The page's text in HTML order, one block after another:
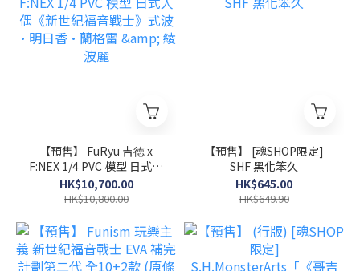
【預售】 FuRyu 吉徳 x
F:NEX 1/4 PVC 模型 日式人
偶《新世紀福音戰士》式波
·明日香·蘭格雷 & 綾波
HK$10,700.00
HK$10,800.00
【預售】 [魂SHOP限定]
SHF 黑化笨久
HK$645.00
HK$649.90